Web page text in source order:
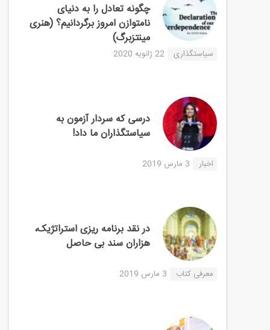
چگونه تعادل را به دنیای
نامتوازن امروز برگردانیم؟ (هنری
مینتزبرگ)
سیاستگذاری 22 ژانویه 2020
درسی که سردار آزمون به
سیاستگذاران ما داد!
اخبار 3 مارس 2019
در نقد برنامه ریزی استراتژیک،
هزاران سند بی حاصل
معرفی کتاب 3 مارس 2019